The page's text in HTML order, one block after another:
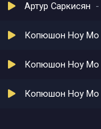
Артур Саркисян
Копюшон Ноу Мо
Копюшон Ноу Мо
Копюшон Ноу Мо